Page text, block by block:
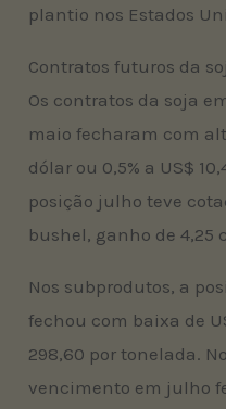
plantio nos Estados
Contratos futuros da
Os contratos da soja
maio fecharam com
dólar ou 0,5% a US$
posição julho teve
bushel, ganho de 4,25
Nos subprodutos, a
fechou com baixa de
298,60 por tonelada.
vencimento em julho